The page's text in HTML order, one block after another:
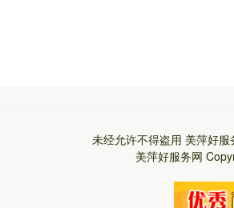
未经允许不得盗用 美萍好服
美萍好服务网